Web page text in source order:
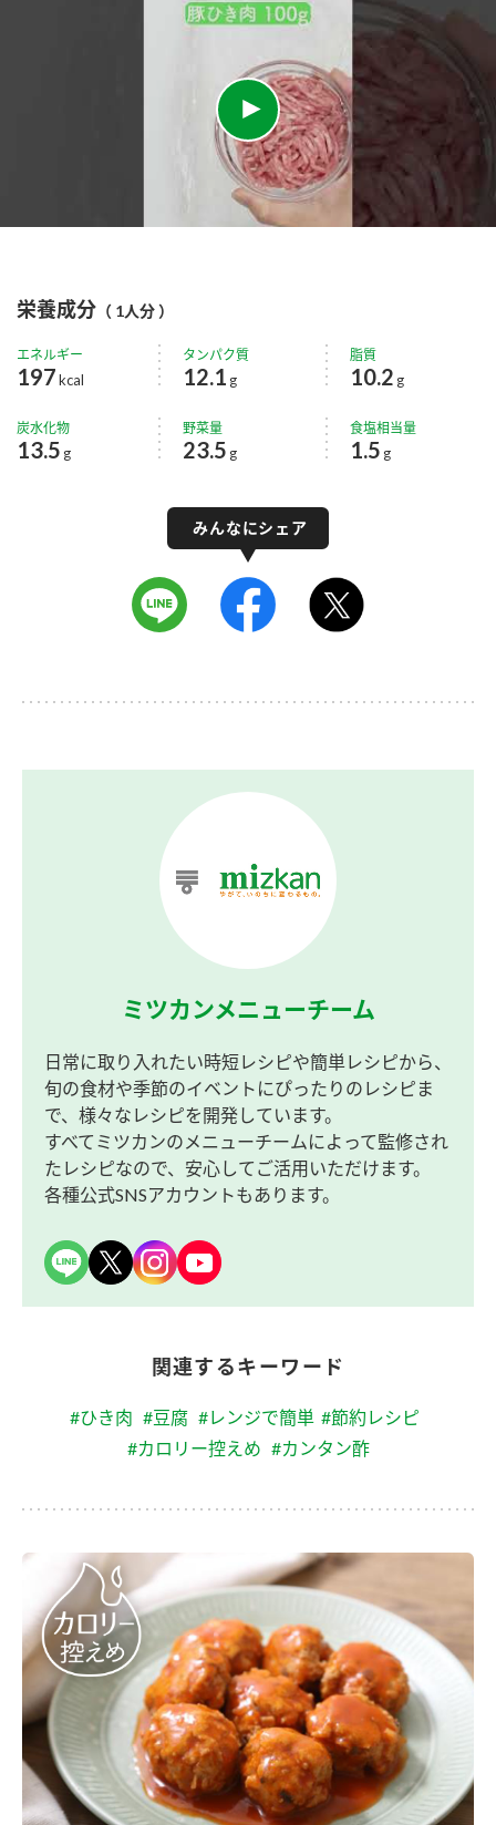
栄養成分 （ 1人分 ）
エネルギー
197kcal
タンパク質
12.1 g
脂質
10.2 g
炭水化物
13.5 g
野菜量
23.5 g
食塩相当量
1.5 g
ミツカンメニューチーム
日常に取り入れたい時短レシピや簡単レシピから、
旬の食材や季節のイベントにぴったりのレシピま
で、様々なレシピを開発しています。
すべてミツカンのメニューチームによって監修され
たレシピなので、安心してご活用いただけます。
各種公式SNSアカウントもあります。
関連するキーワード
#ひき肉 #豆腐 #レンジで簡単 #節約レシピ
#カロリー控えめ #カンタン酢